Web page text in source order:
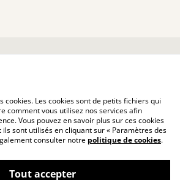
cookies. Les cookies sont de petits fichiers qui
comment vous utilisez nos services afin
Vous pouvez en savoir plus sur ces cookies
sont utilisés en cliquant sur « Paramètres des
consulter notre politique de cookies.
Tout accepter